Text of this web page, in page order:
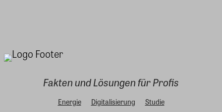
Fakten und Lösungen für Profis
Energie Digitalisierung
Studie